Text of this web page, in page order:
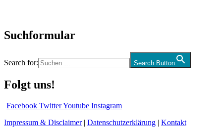
Suchformular
Search for: Search Button
Folgt uns!
Facebook TwitterYoutube Instagram
Impressum & Disclaimer| Datenschutzerklärung | Kontakt